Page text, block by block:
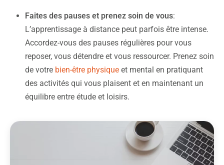
Faites des pauses et prenez soin de vous:
L’apprentissage à distance peut parfois être intense.
Accordez-vous des pauses régulières pour vous
reposer, vous détendre et vous ressourcer. Prenez soin
de votre bien-être physique et mental en pratiquant
des activités qui vous plaisent et en maintenant un
équilibre entre étude et loisirs.